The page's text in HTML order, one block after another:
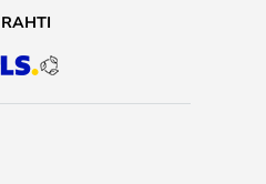
RAHTI